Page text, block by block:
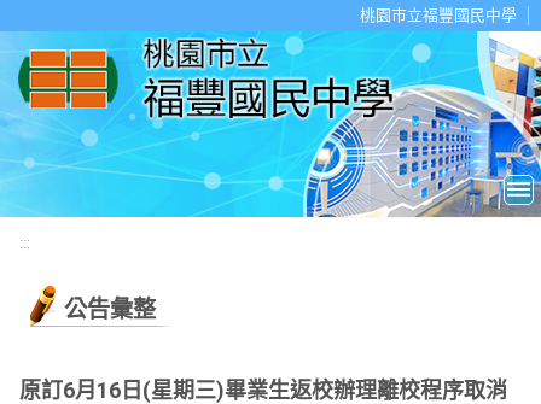
桃園市立福豐國民中學
:::
公告彙整
原訂6月16日(星期三)畢業生返校辦理離校程序取消